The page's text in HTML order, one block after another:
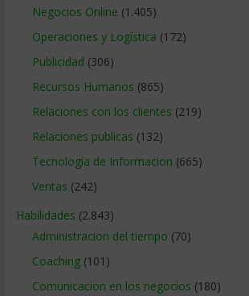
Negocios Online (1.405)
Operaciones y Logística (172)
Publicidad (306)
Recursos Humanos (865)
Relaciones con los clientes (219)
Relaciones publicas (132)
Tecnologia de Informacion (665)
Ventas (242)
Habilidades (2.843)
Administracion del tiempo (70)
Coaching(101)
Comunicacion en los negocios (180)